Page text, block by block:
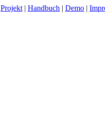
Projekt | Handbuch | Demo |